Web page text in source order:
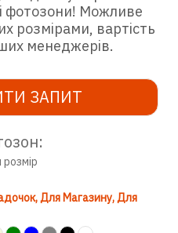
фотозони! Можливе
розмірами, вартість
менеджерів.
ЗАПИТ
Для Магазину Для